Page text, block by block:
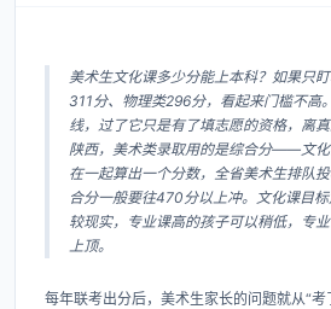
美术生文化课多少分能上本科？如果只
311分、物理类296分，看起来门槛不高
线，过了它只是有了填志愿的资格，离
陕西，美术类录取用的是综合分——文
在一起算出一个分数，全省美术生排队
合分一般要往470分以上冲。文化课目
较现实，专业课高的孩子可以稍低，专
上顶。
每年联考出分后，美术生家长的问题就从“考